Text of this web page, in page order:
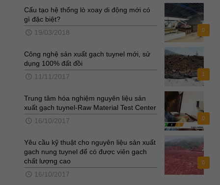
0
Cấu tạo hệ thống lò xoay di động mới có
gì đặc biệt?
19/03/2018
1
Công nghệ sản xuất gạch tuynel mới, sử
dụng 100% đất đồi
11/11/2017
0
Trung tâm hóa nghiệm nguyên liệu sản
xuất gạch tuynel-Raw Material Test Center
16/10/2017
0
Yêu cầu kỹ thuật cho nguyên liệu sản xuất
gạch nung tuynel để có được viên gạch
chất lượng cao
16/10/2017